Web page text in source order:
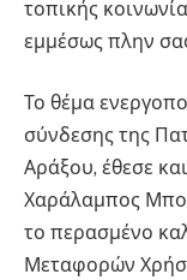
τοπικής
εμμέσως πλην
Το θέμα
σύνδεσης της
Αράξου, έθεσε
Χαράλαμπος
το περασμένο
Μεταφορών